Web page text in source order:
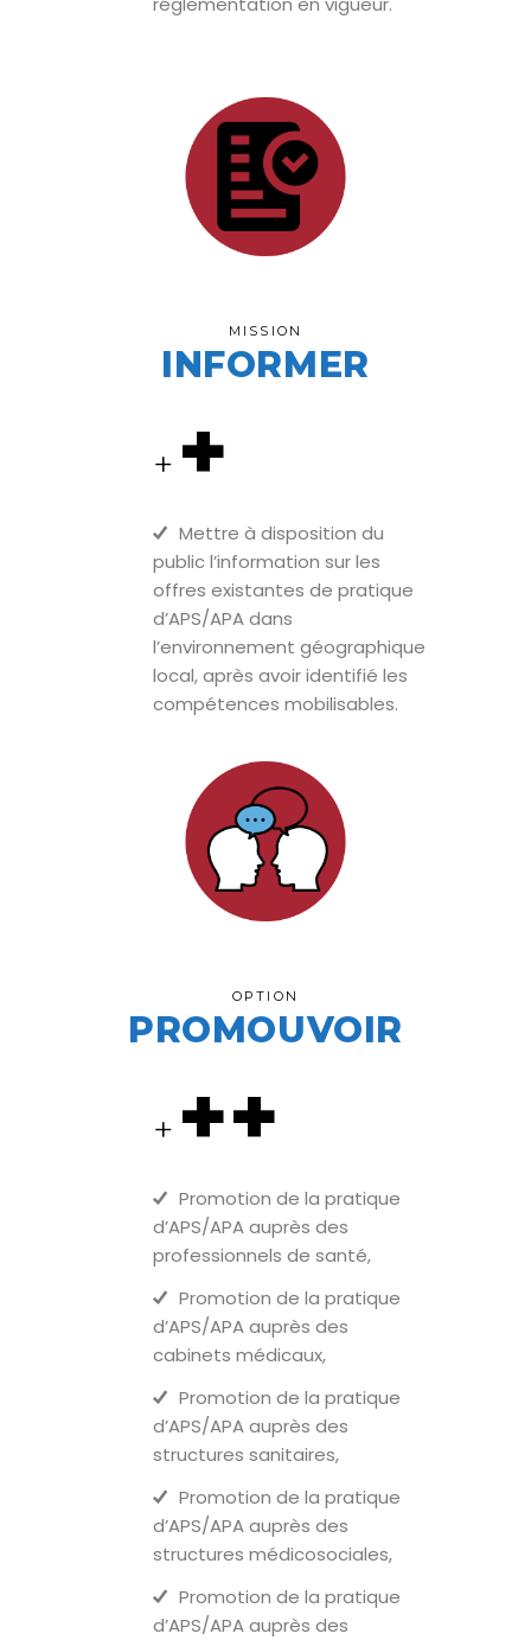
MISSION
INFORMER
+ +
Mettre à disposition du
public l’information sur les
offres existantes de pratique
d’APS/APA dans
l’environnement géographique
local, après avoir identifié les
compétences mobilisables.
OPTION
PROMOUVOIR
+ ++
Promotion de la pratique
d’APS/APA auprès des
professionnels de santé,
Promotion de la pratique
d’APS/APA auprès des
cabinets médicaux,
Promotion de la pratique
d’APS/APA auprès des
structures sanitaires,
Promotion de la pratique
d’APS/APA auprès des
structures médicosociales,
Promotion de la pratique
d’APS/APA auprès des